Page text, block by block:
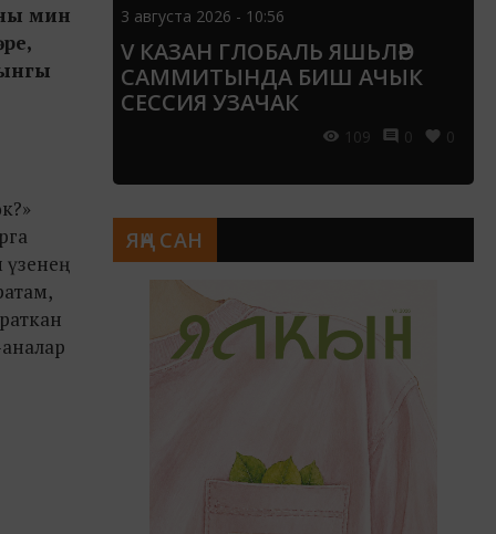
мин
3 августа 2026 - 10:56
V КАЗАН ГЛОБАЛЬ ЯШЬЛӘР
САММИТЫНДА БИШ АЧЫК
СЕССИЯ УЗАЧАК
109 0 0
ЯҢА САН